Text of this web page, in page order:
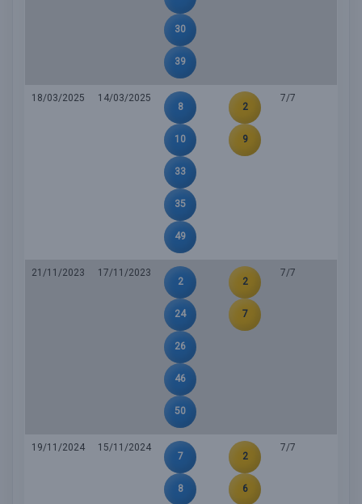
30
39
18/03/2025
14/03/2025
8
10
33
35
49
2
9
7/7
21/11/2023
17/11/2023
2
24
26
46
50
2
7
7/7
19/11/2024
15/11/2024
7
8
2
6
7/7